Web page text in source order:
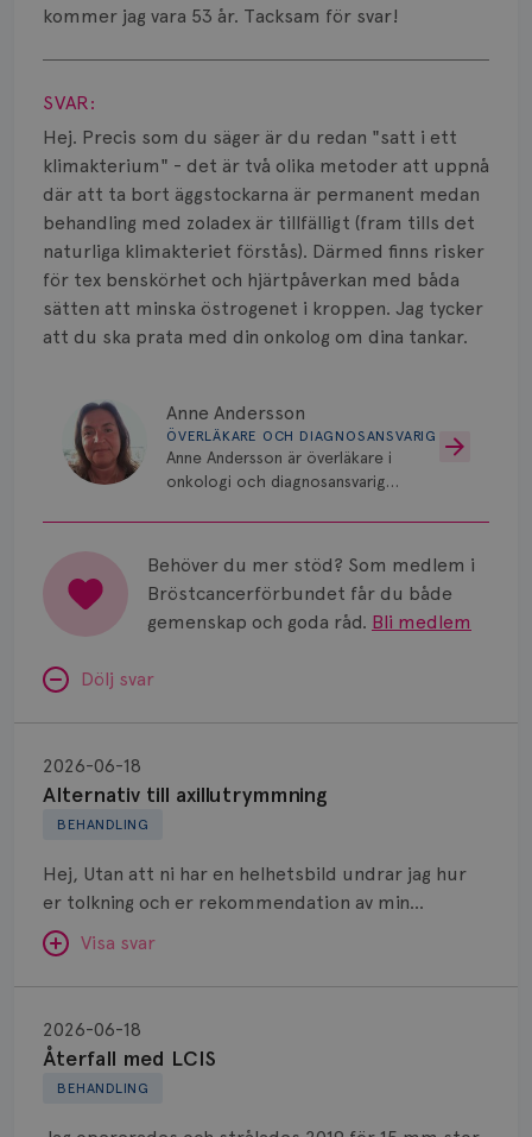
kommer jag vara 53 år. Tacksam för svar!
Visa svar
SVAR:
Hej. Precis som du säger är du redan "satt i ett
klimakterium" - det är två olika metoder att uppnå
där att ta bort äggstockarna är permanent medan
behandling med zoladex är tillfälligt (fram tills det
naturliga klimakteriet förstås). Därmed finns risker
för tex benskörhet och hjärtpåverkan med båda
sätten att minska östrogenet i kroppen. Jag tycker
att du ska prata med din onkolog om dina tankar.
Anne Andersson
ÖVERLÄKARE OCH DIAGNOSANSVARIG
Anne Andersson är överläkare i
onkologi och diagnosansvarig
Universitetssjukhus i Umeå.
Behöver du mer stöd? Som medlem i
Bröstcancerförbundet får du både
gemenskap och goda råd. Bli medlem
Dölj svar
BEHANDLING
Alternativ till axillutrymmning
2026-06-18
Hej, Utan att ni har en helhetsbild undrar jag hur
er tolkning och er rekommendation av min
situation är. Jag har ett vårdteam som överlag
känns bra även om jag ibland har lite av rullande
band känsla, därav frågan om en second opinion.
minst höger bröst. Corebiopsi visar invasiv NST. ER
positiv 99%, PgR 99%, HER2 negativ, Ki67 35%.
Dessutom DCIS grad 3. Jag fick neoadjuvant
Visa svar
SVAR:
Hej! När det gäller primär operation (utan
neoadjuvant onkologisk behandling före) finns det
axillutrymmning
BEHANDLING
Återfall med LCIS
2026-06-18
med
LCIS
Strålning